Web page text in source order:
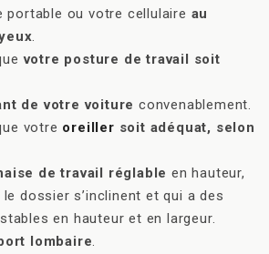
portable ou votre cellulaire au
votre posture de travail soit
de votre voiture convenablement.
votre oreiller soit adéquat, selon
de travail réglable en hauteur,
dossier s’inclinent et qui a des
en hauteur et en largeur.
lombaire